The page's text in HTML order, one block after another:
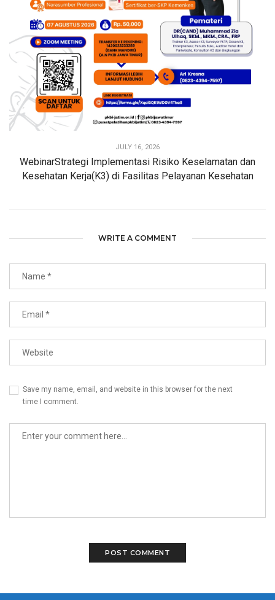
JULY 16, 2026
WebinarStrategi Implementasi Risiko Keselamatan dan
Kesehatan Kerja(K3) di Fasilitas Pelayanan Kesehatan
WRITE A COMMENT
Save my name, email, and website in this browser for the next
time I comment.